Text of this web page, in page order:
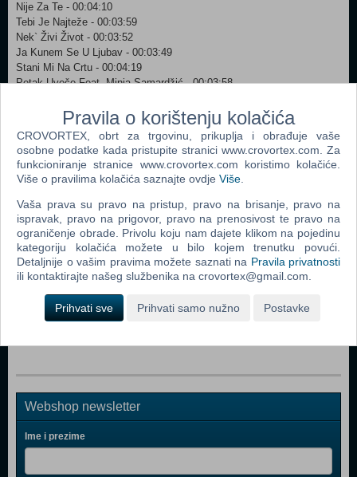
Nije Za Te - 00:04:10
Tebi Je Najteže - 00:03:59
Nek` Živi Život - 00:03:52
Ja Kunem Se U Ljubav - 00:03:49
Stani Mi Na Crtu - 00:04:19
Petak Uveče Feat. Minja Samardžić - 00:03:58
Dodaj u košaricu
Popularno
Željko Samardžić: The Best Of
Željko Joksimović: The Best Of
Prva Liga: Jedan Život Malo Je
Zvonko Bogdan: 'ko Te Ima Taj Te Nema
Miroslav Škoro: Moje Boje
Radijski Festival 2009.: 40 Najboljih
Webshop newsletter
Ime i prezime
Pravila o korištenju kolačića
CROVORTEX, obrt za trgovinu, prikuplja i obrađuje vaše
osobne podatke kada pristupite stranici www.crovortex.com. Za
funkcioniranje stranice www.crovortex.com koristimo kolačiće.
Više o pravilima kolačića saznajte ovdje Više
Vaša prava su pravo na pristup, pravo na brisanje, pravo na
ispravak, pravo na prigovor, pravo na prenosivost te pravo na
ograničenje obrade. Privolu koju nam dajete klikom na pojedinu
kategoriju kolačića možete u bilo kojem trenutku povući.
Detaljnije o vašim pravima možete saznati na Pravila privatnosti
ili kontaktirajte našeg službenika na crovortex@gmail.com.
Prihvati sve Prihvati samo nužno Postavke